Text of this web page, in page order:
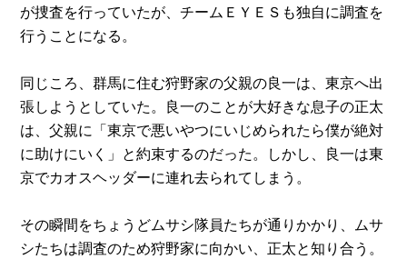
が捜査を行っていたが、チームＥＹＥＳも独自に調査を
行うことになる。
同じころ、群馬に住む狩野家の父親の良一は、東京へ出
張しようとしていた。良一のことが大好きな息子の正太
は、父親に「東京で悪いやつにいじめられたら僕が絶対
に助けにいく」と約束するのだった。しかし、良一は東
京でカオスヘッダーに連れ去られてしまう。
その瞬間をちょうどムサシ隊員たちが通りかかり、ムサ
シたちは調査のため狩野家に向かい、正太と知り合う。